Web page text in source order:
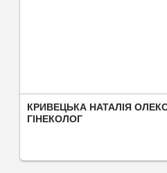
КРИВЕЦЬКА НАТАЛІЯ
ГІНЕКОЛОГ